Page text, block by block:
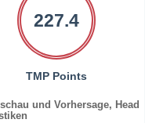
227.4
TMP Points
und Vorhersage, Head